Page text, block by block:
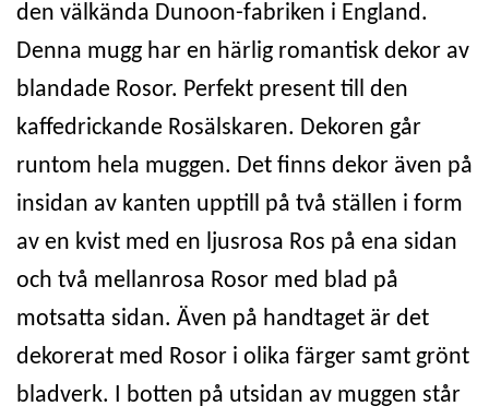
den välkända Dunoon-fabriken i England.
Denna mugg har en härlig romantisk dekor av
blandade Rosor. Perfekt present till den
kaffedrickande Rosälskaren. Dekoren går
runtom hela muggen. Det finns dekor även på
insidan av kanten upptill på två ställen i form
av en kvist med en ljusrosa Ros på ena sidan
och två mellanrosa Rosor med blad på
motsatta sidan. Även på handtaget är det
dekorerat med Rosor i olika färger samt grönt
bladverk. I botten på utsidan av muggen står